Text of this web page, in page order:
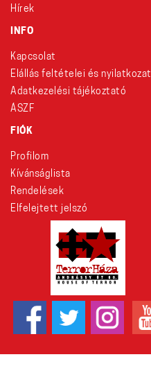
Hírek
INFO
Kapcsolat
Elállás feltételei és nyilatkozat
Adatkezelési tájékoztató
ÁSZF
FIÓK
Profilom
Kívánságlista
Rendelések
Elfelejtett jelszó